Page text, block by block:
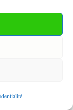
Cabinda-
&